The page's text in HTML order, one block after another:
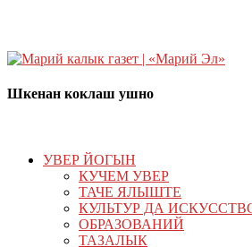
Шкенан коклаш ушно
УВЕР ЙОГЫН
КУЧЕМ УВЕР
ТАЧЕ ЯЛЫШТЕ
КУЛЬТУР ДА
ОБРАЗОВАНИЙ
ТАЗАЛЫК